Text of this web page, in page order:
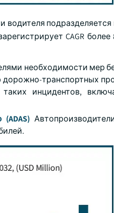
подразделяется
CAGR более
необходимости мер
транспортных
инцидентов,